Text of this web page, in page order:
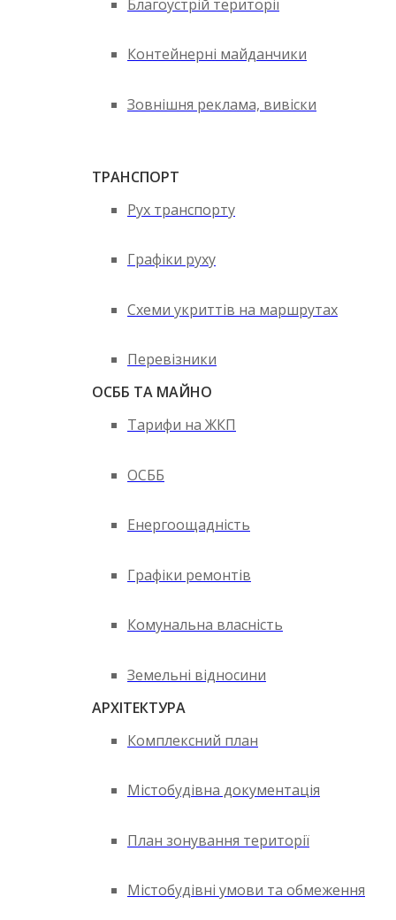
Благоустрій території
Контейнерні майданчики
Зовнішня реклама, вивіски
ТРАНСПОРТ
Рух транспорту
Графіки руху
Схеми укриттів на маршрутах
Перевізники
ОСББ ТА МАЙНО
Тарифи на ЖКП
ОСББ
Енергоощадність
Графіки ремонтів
Комунальна власність
Земельні відносини
АРХІТЕКТУРА
Комплексний план
Містобудівна документація
План зонування території
Містобудівні умови та обмеження